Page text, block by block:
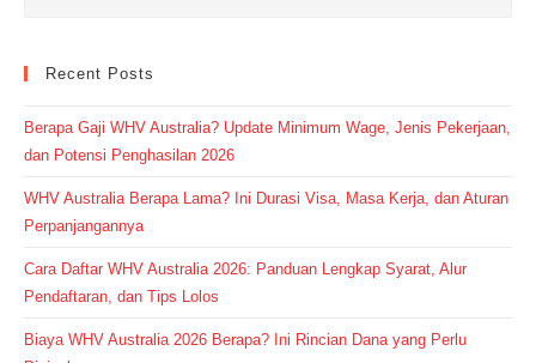
Recent Posts
Berapa Gaji WHV Australia? Update Minimum Wage, Jenis Pekerjaan,
dan Potensi Penghasilan 2026
WHV Australia Berapa Lama? Ini Durasi Visa, Masa Kerja, dan Aturan
Perpanjangannya
Cara Daftar WHV Australia 2026: Panduan Lengkap Syarat, Alur
Pendaftaran, dan Tips Lolos
Biaya WHV Australia 2026 Berapa? Ini Rincian Dana yang Perlu